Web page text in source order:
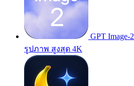
GPT Image-2
รูปภาพ สูงสุด 4K